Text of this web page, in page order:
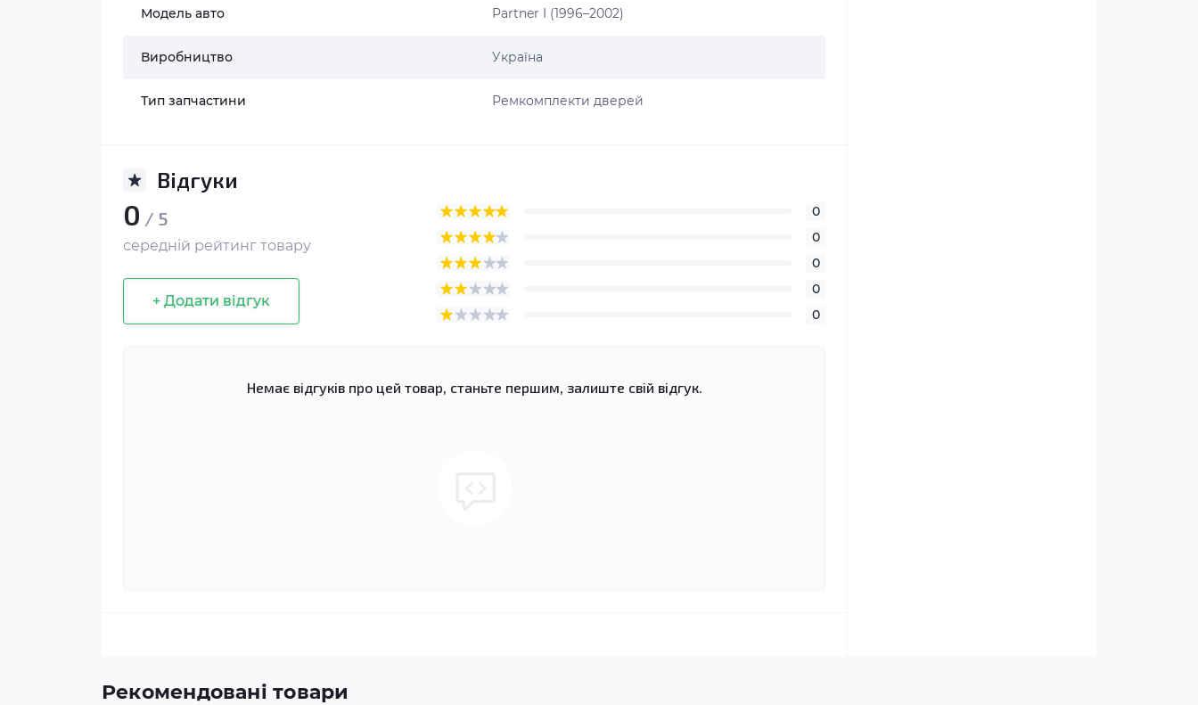
Модель авто Partner I (1996–2002)
Виробництво Україна
Тип запчастини Ремкомплекти дверей
Відгуки
0 / 5
середній рейтинг товару
+ Додати відгук
0
0
0
0
0
Немає відгуків про цей товар, станьте першим, залиште свій відгук.
Рекомендовані товари